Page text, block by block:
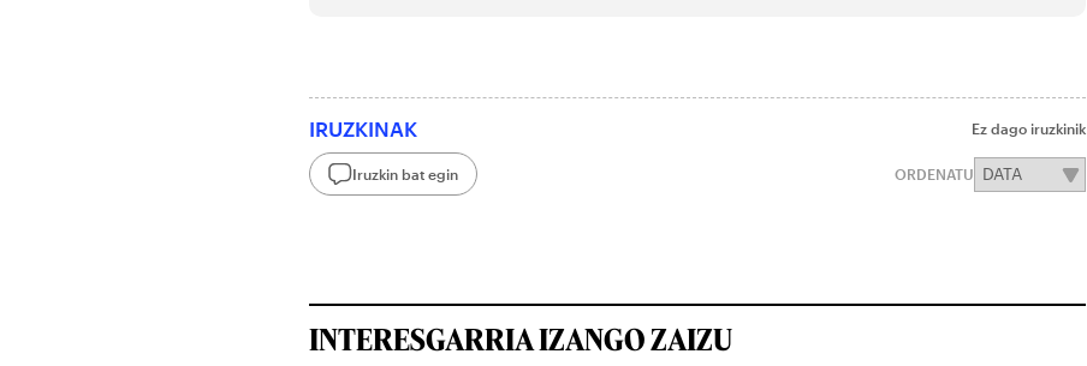
IRUZKINAK Ez dago iruzkinik
Iruzkin bat egin ORDENATU
INTERESGARRIA IZANGO ZAIZU